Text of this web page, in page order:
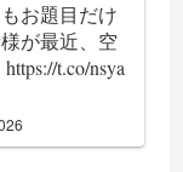
お題目だけ
が最近、空
https://t.co/nsya